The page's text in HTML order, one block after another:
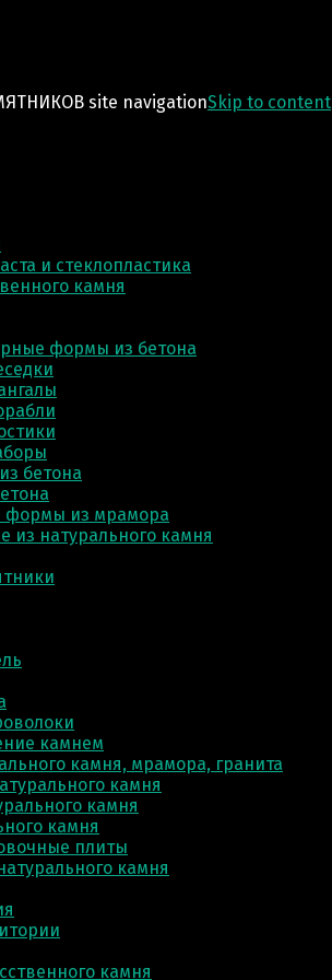
site navigationSkip to content
и стеклопластика
камня
формы из бетона
бетона
формы из мрамора
из натурального камня
камнем
камня, мрамора, гранита
камня
камня
камня
плиты
камня
камня